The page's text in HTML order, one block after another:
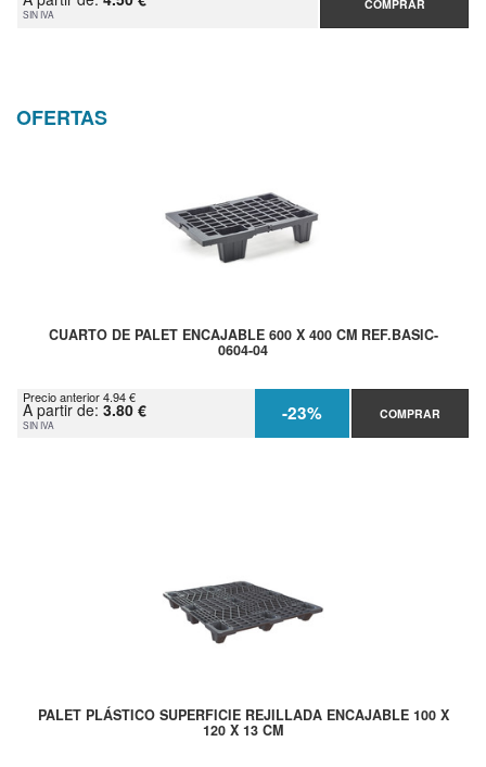
SIN IVA
COMPRAR
OFERTAS
CUARTO DE PALET ENCAJABLE 600 X 400 CM REF.BASIC-
0604-04
Precio anterior 4.94 €
A partir de: 3.80 €
SIN IVA -23% COMPRAR
PALET PLÁSTICO SUPERFICIE REJILLADA ENCAJABLE 100 X
120 X 13 CM